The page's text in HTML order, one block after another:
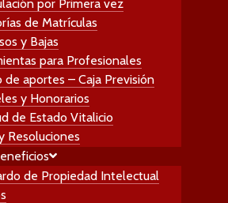
por Primera vez
de Matrículas
y Bajas
para Profesionales
de aportes – Caja Previsión
y Honorarios
de Estado Vitalicio
Resoluciones
de Propiedad Intelectual
de Estado Vitalicio
Resoluciones
de Propiedad Intelectual
recién Recibido
en Periodo de Gestación
Legal
Regional Centro
en Salud